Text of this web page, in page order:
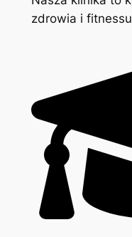
zdrowia i fitnessu